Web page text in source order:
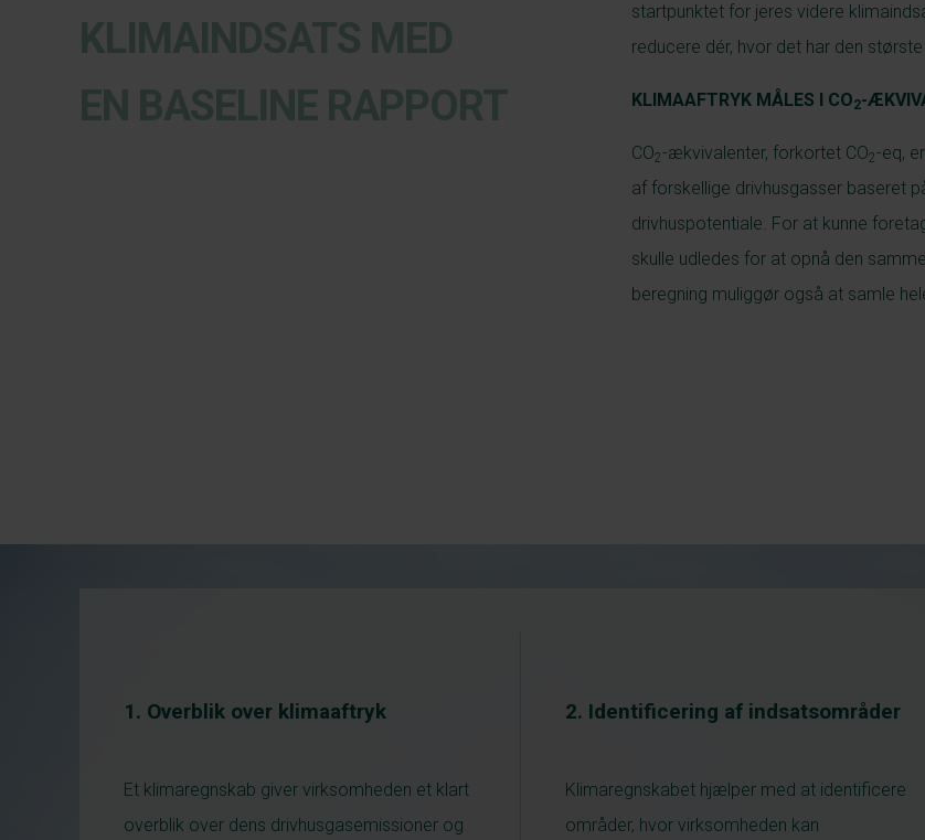
KLIMAINDSATS MED
EN BASELINE RAPPORT
startpunktet for jeres videre
reducere dér, hvor det har den
KLIMAAFTRYK MÅLES I CO2-
CO2-ækvivalenter, forkortet CO2-eq,
af forskellige drivhusgasser baseret
drivhuspotentiale. For at kunne
skulle udledes for at opnå den
beregning muliggør også at samle
1. Overblik over klimaaftryk
Et klimaregnskab giver virksomheden et klart
overblik over dens drivhusgasemissioner og
2. Identificering af indsatsområder
Klimaregnskabet hjælper med at identificere
områder, hvor virksomheden kan